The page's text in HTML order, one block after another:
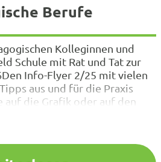
Berufe
Kolleginnen und
Schule mit Rat und Tat zur
Info-Flyer 2/25 mit vielen
aus und für die Praxis
auf die Grafik oder auf den